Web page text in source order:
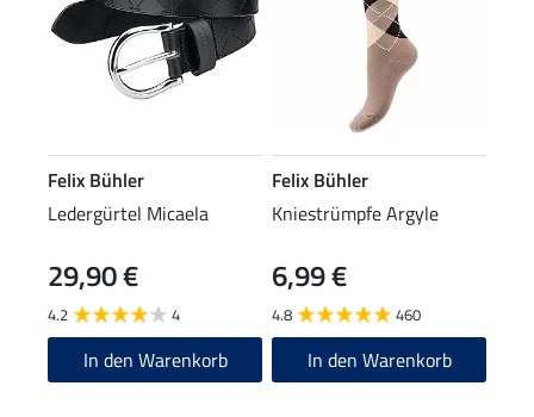
Felix Bühler
Ledergürtel Micaela
29,90 €
4.2 4
In den Warenkorb
Felix Bühler
Kniestrümpfe Argyle
6,99 €
4.8 460
In den Warenkorb